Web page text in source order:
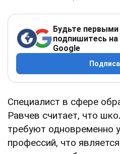
Будьте первыми
подпишитесь на
Google
Специалист в сфере
Равчев считает, что
требуют одновременно
профессий, что